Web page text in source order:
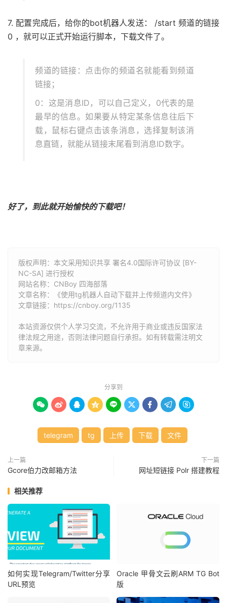
7. 配置完成后，给你的bot机器人发送： /start 频道的链接
0 ，就可以正式开始运行脚本，下载文件了。
频道的链接：点击你的频道名就能看到频道
链接；
0：这是消息ID，可以自己定义，0代表的是
最早的信息。如果要从特定某条信息往后下
载，鼠标右键点击该条消息，选择复制该消
息直链，就能从链接末尾看到消息ID数字。
好了，到此就开始愉快的下载吧！
版权声明：本文采用知识共享 署名4.0国际许可协议 [BY-
NC-SA] 进行授权
网站名称： CNBoy 四海部落
文章名称：《使用tg机器人自动下载并上传频道内文件》
文章链接： https://cnboy.org/1135
本站资源仅供个人学习交流，不允许用于商业或违反国家法
律法规之用途，否则法律问题自行承担。如有转载需注明文
章来源。
分享到
        
telegram tg 上传 下载 文件
上一篇
Gcore伯力改邮箱方法
下一篇
网址短链接 Polr 搭建教程
相关推荐
如何实现Telegram/Twitter分享
URL预览
Oracle 甲骨文云刷ARM TG Bot
版